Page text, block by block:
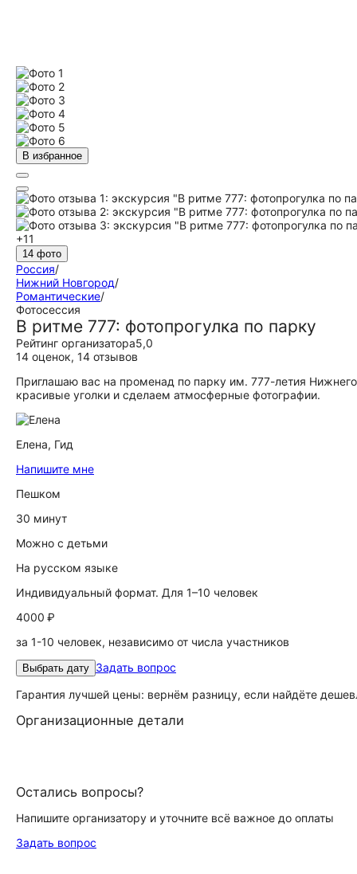
В избранное
+11
14 фото
Россия/
Нижний Новгород/
Романтические/
Фотосессия
В ритме 777: фотопрогулка по парку
Рейтинг организатора5,0
14 оценок, 14 отзывов
Приглашаю вас на променад по парку им. 777-летия
красивые уголки и сделаем атмосферные фотографии.
Елена, Гид
Напишите мне
Пешком
30 минут
Можно с детьми
На русском языке
Индивидуальный формат. Для 1–10 человек
4000 ₽
за 1-10 человек, независимо от числа участников
Выбрать дату Задать вопрос
Гарантия лучшей цены: вернём разницу, если найдёте
Организационные детали
Остались вопросы?
Напишите организатору и уточните всё важное до оплаты
Задать вопрос